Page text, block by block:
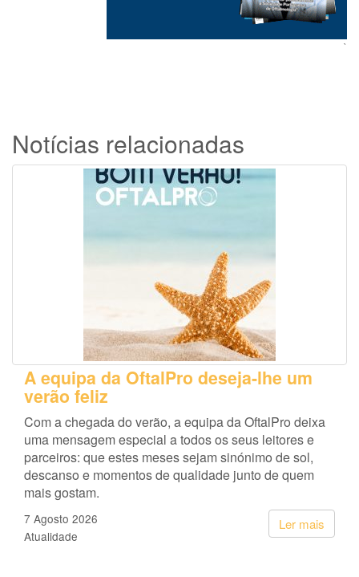
`
Notícias relacionadas
A equipa da OftalPro deseja-lhe um
verão feliz
Com a chegada do verão, a equipa da OftalPro deixa
uma mensagem especial a todos os seus leitores e
parceiros: que estes meses sejam sinónimo de sol,
descanso e momentos de qualidade junto de quem
mais gostam.
Ler mais
7 Agosto 2026
Atualidade